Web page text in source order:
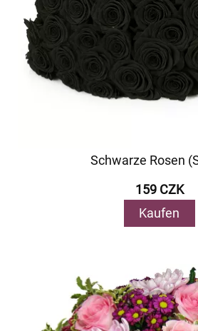
Schwarze Rosen
159 CZK
Kaufen